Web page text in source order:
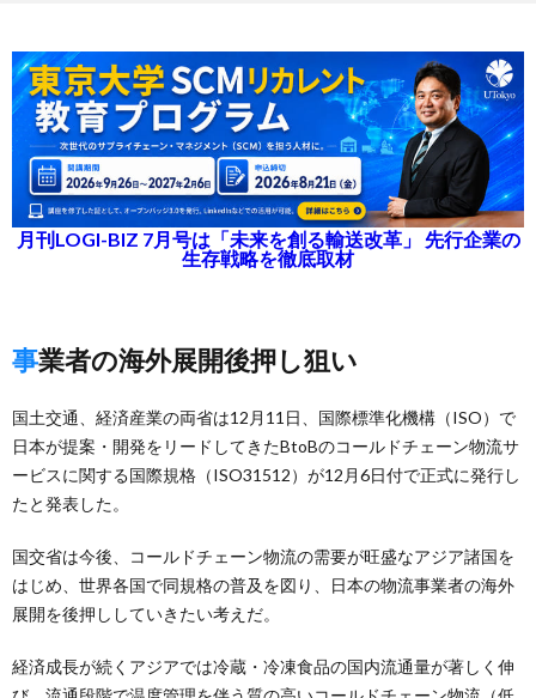
月刊LOGI-BIZ 7月号は「未来を創る輸送改革」 先行企業の
生存戦略を徹底取材
事業者の海外展開後押し狙い
国土交通、経済産業の両省は12月11日、国際標準化機構（ISO）で
日本が提案・開発をリードしてきたBtoBのコールドチェーン物流サ
ービスに関する国際規格（ISO31512）が12月6日付で正式に発行し
たと発表した。
国交省は今後、コールドチェーン物流の需要が旺盛なアジア諸国を
はじめ、世界各国で同規格の普及を図り、日本の物流事業者の海外
展開を後押ししていきたい考えだ。
経済成長が続くアジアでは冷蔵・冷凍食品の国内流通量が著しく伸